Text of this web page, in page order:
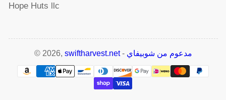
Hope Huts llc
© 2026, swiftharvest.net- مدعوم من شوبيفاي
الدفع